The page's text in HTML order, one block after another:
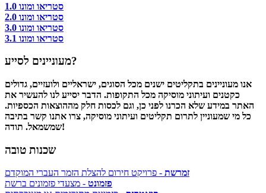
סטריאו ומונו 1.0
סטריאו ומונו 2.0
סטריאו ומונו 3.0
סטריאו ומונו 3.1
מעוניינים לסייע?
אנו מעוניינים בתקליטים ישנים מכל הסוגים, ישראליים ולועזיים, גדולים
כקטנים ועיתוני מוסיקה מכל התקופות. הדבר יסייע לנו להעשיר את
האתר במידע שלא הכרנו לפני כן, וגם לכסות חלק מההוצאות הכספיות.
כל מי שמעוניין לתרום תקליטים ועיתוני מוסיקה, צרו אתנו קשר בתיבה
שמשמאל. תודה!
שכנות טובה
זמרשת - פרויקט חירום להצלת הזמר העברי המוקדם
פזמונט - מצעדי פזמונים ברשת